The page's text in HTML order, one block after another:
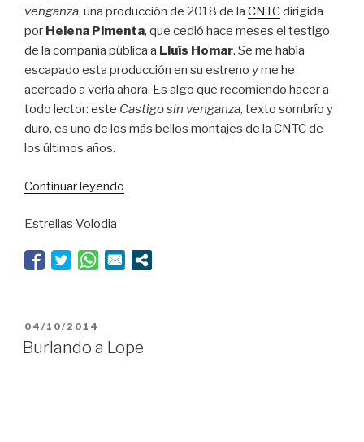
venganza, una producción de 2018 de la CNTCdirigida
por Helena Pimenta, que cedió hace meses el testigo
de la compañía pública a Lluís Homar. Se me había
escapado esta producción en su estreno y me he
acercado a verla ahora. Es algo que recomiendo hacer a
todo lector: este Castigo sin venganza, texto sombrío y
duro, es uno de los más bellos montajes de la CNTC de
los últimos años.
Continuar leyendo
espejo”
Estrellas Volodia
PUBLICADO
EL
04/10/2014
Burlando a Lope